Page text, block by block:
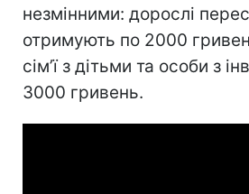
незмінними: дорослі
отримують по 2000
сімʼї з дітьми та особи з
3000 гривень.